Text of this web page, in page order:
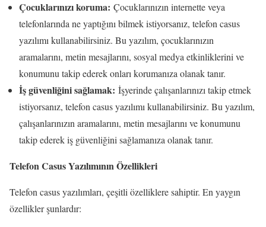
Çocuklarınızı koruma: Çocuklarınızın internette veya
telefonlarında ne yaptığını bilmek istiyorsanız, telefon casus
yazılımı kullanabilirsiniz. Bu yazılım, çocuklarınızın
aramalarını, metin mesajlarını, sosyal medya etkinliklerini ve
konumunu takip ederek onları korumanıza olanak tanır.
İş güvenliğini sağlamak: İşyerinde çalışanlarınızı takip etmek
istiyorsanız, telefon casus yazılımı kullanabilirsiniz. Bu yazılım,
çalışanlarınızın aramalarını, metin mesajlarını ve konumunu
takip ederek iş güvenliğini sağlamanıza olanak tanır.
Telefon Casus Yazılımının Özellikleri
Telefon casus yazılımları, çeşitli özelliklere sahiptir. En yaygın
özellikler şunlardır: